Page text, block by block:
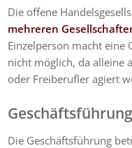
Die offene
mehreren
Einzelperson macht eine
nicht möglich, da alleine
oder Freiberufler agiert
Die Geschäftsführung